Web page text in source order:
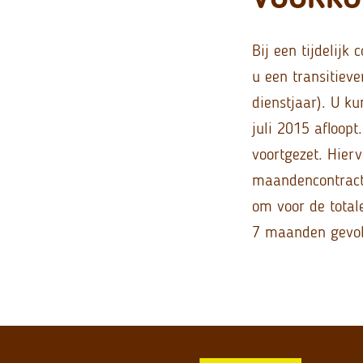
Bij een tijdelijk
u een
dienstjaar). U
juli 2015
voortgezet.
om voor de
7 maanden